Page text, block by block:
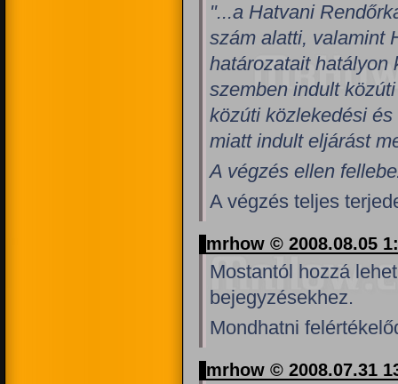
"...a Hatvani
szám alatti, valamint
határozatait hatályon
szemben indult
közúti közlekedési
miatt indult eljárást
A végzés ellen
A végzés teljes
mrhow © 2008.08.05
Mostantól hozzá
bejegyzésekhez.
Mondhatni
mrhow © 2008.07.31